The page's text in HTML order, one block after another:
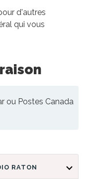
d'autres
qui vous
ou Postes Canada
BOUTIQUE STUDIO RATON